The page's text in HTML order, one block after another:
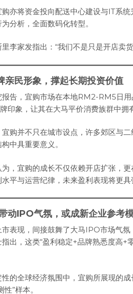
亦将资金投向配送中心建设与IT系
分析，全面数码化转型。
李家发指出：“我们不是只是开店卖
亲民形象，撑起长期投资价值
告，宜购市场在本地RM2-RM5日
牌印象，让其在大马平价消费族群中拥
购并不只在城市设点，许多郊区与
中具重要意义。
，宜购的成长不仅依赖开店扩张，
平与运营纪律，未来盈利表现将更具
动IPO气氛，或成新企业参考
表现，间接鼓舞了大马IPO市场气
出，这类“盈利稳定+品牌熟悉度高
的全球经济氛围中，宜购所展现的
”样本。